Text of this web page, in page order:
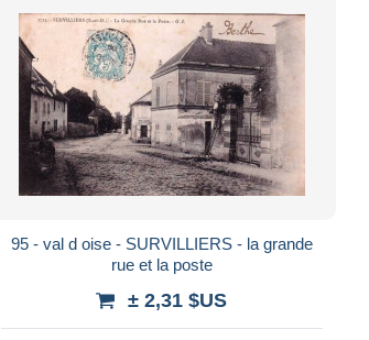
95 - val d oise - SURVILLIERS - la grande
rue et la poste
± 2,31 $US